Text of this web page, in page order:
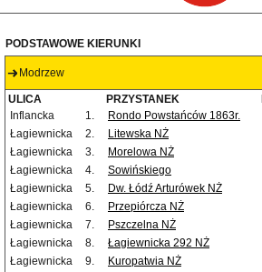
PODSTAWOWE KIERUNKI
Modrzew
ULICA PRZYSTANEK
Inflancka
1. Rondo Powstańców 1863r.
Łagiewnicka
2. Litewska NŻ
Łagiewnicka
3. Morelowa NŻ
Łagiewnicka
4. Sowińskiego
Łagiewnicka
5. Dw. Łódź Arturówek NŻ
Łagiewnicka
6.
Przepiórcza NŻ
Łagiewnicka
7.
Pszczelna NŻ
Łagiewnicka
8.
Łagiewnicka 292 NŻ
Łagiewnicka
9.
Kuropatwia NŻ